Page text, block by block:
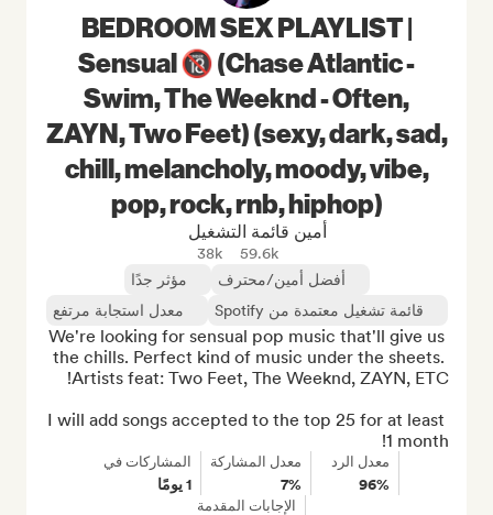
BEDROOM SEX PLAYLIST |
Sensual 🔞 (Chase Atlantic -
Swim, The Weeknd - Often,
ZAYN, Two Feet) (sexy, dark, sad,
chill, melancholy, moody, vibe,
pop, rock, rnb, hiphop)
أمين قائمة التشغيل
59.6k
38k
أفضل أمين/محترف
مؤثر جدًا
قائمة تشغيل معتمدة من Spotify
معدل استجابة مرتفع
We're looking for sensual pop music that'll give us
the chills. Perfect kind of music under the sheets.
I will add songs accepted to the top 25 for at least
1 month!
معدل الرد
96%
معدل المشاركة
7%
المشاركات في
1 يومًا
الإجابات المقدمة